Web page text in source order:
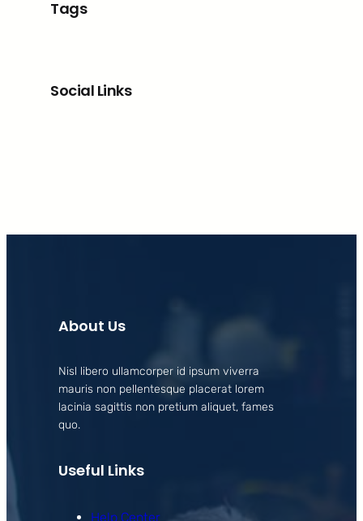
Tags
Social Links
About Us
Nisl libero ullamcorper id ipsum viverra
mauris non pellentesque placerat lorem
lacinia sagittis non pretium aliquet, fames
quo.
Useful Links
Help Center